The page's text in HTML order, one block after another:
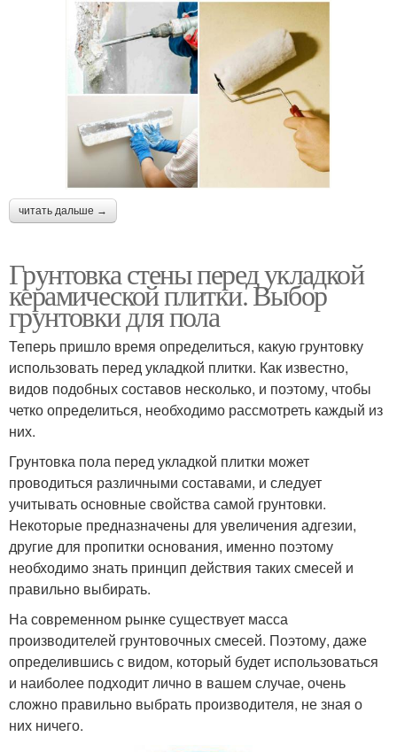
читать дальше →
Грунтовка стены перед укладкой
керамической плитки. Выбор
грунтовки для пола
Теперь пришло время определиться, какую грунтовку
использовать перед укладкой плитки. Как известно,
видов подобных составов несколько, и поэтому, чтобы
четко определиться, необходимо рассмотреть каждый из
них.
Грунтовка пола перед укладкой плитки может
проводиться различными составами, и следует
учитывать основные свойства самой грунтовки.
Некоторые предназначены для увеличения адгезии,
другие для пропитки основания, именно поэтому
необходимо знать принцип действия таких смесей и
правильно выбирать.
На современном рынке существует масса
производителей грунтовочных смесей. Поэтому, даже
определившись с видом, который будет использоваться
и наиболее подходит лично в вашем случае, очень
сложно правильно выбрать производителя, не зная о
них ничего.